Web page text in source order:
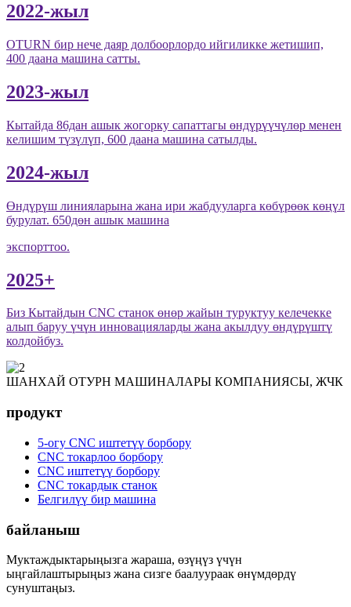
2022-жыл
OTURN бир нече даяр долбоорлордо ийгиликке жетишип,
400 даана машина сатты.
2023-жыл
Кытайда 86дан ашык жогорку сапаттагы өндүрүүчүлөр менен
келишим түзүлүп, 600 даана машина сатылды.
2024-жыл
Өндүрүш линияларына жана ири жабдууларга көбүрөөк көңүл
бурулат. 650дөн ашык машина
экспорттоо.
2025+
Биз Кытайдын CNC станок өнөр жайын туруктуу келечекке
алып баруу үчүн инновацияларды жана акылдуу өндүрүштү
колдойбуз.
ШАНХАЙ ОТУРН МАШИНАЛАРЫ КОМПАНИЯСЫ, ЖЧК
продукт
5-огу CNC иштетүү борбору
CNC токарлоо борбору
CNC иштетүү борбору
CNC токардык станок
Белгилүү бир машина
байланыш
Муктаждыктарыңызга жараша, өзүңүз үчүн
ыңгайлаштырыңыз жана сизге баалуураак өнүмдөрдү
сунуштаңыз.